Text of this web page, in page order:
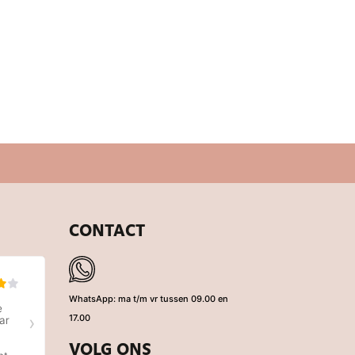
CONTACT
WhatsApp: ma t/m vr tussen 09.00 en
17.00
VOLG ONS